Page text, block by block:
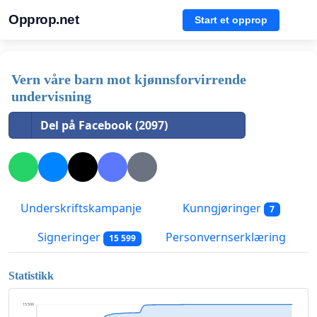
Opprop.net Start et opprop
Vern våre barn mot kjønnsforvirrende
undervisning
Del på Facebook (2097)
Underskriftskampanje Kunngjøringer 7
Signeringer 15 599 Personvernserklæring
Statistikk
15 599